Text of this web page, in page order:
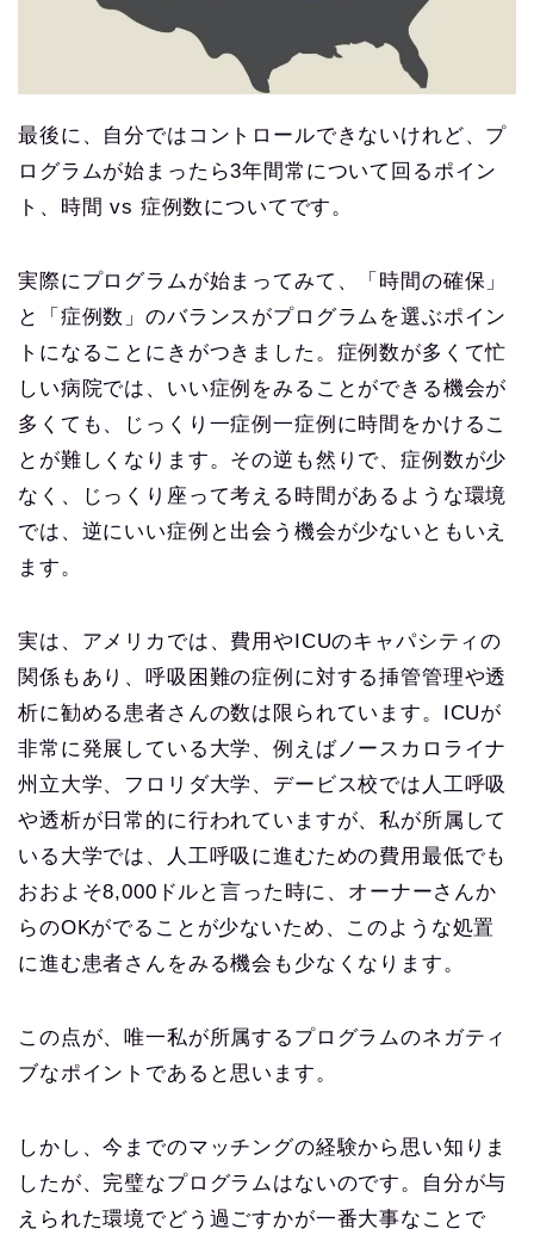
最後に、自分ではコントロールできないけれど、プ
ログラムが始まったら3年間常について回るポイン
ト、時間 vs 症例数についてです。
実際にプログラムが始まってみて、「時間の確保」
と「症例数」のバランスがプログラムを選ぶポイン
トになることにきがつきました。症例数が多くて忙
しい病院では、いい症例をみることができる機会が
多くても、じっくり一症例一症例に時間をかけるこ
とが難しくなります。その逆も然りで、症例数が少
なく、じっくり座って考える時間があるような環境
では、逆にいい症例と出会う機会が少ないともいえ
ます。
実は、アメリカでは、費用やICUのキャパシティの
関係もあり、呼吸困難の症例に対する挿管管理や透
析に勧める患者さんの数は限られています。ICUが
非常に発展している大学、例えばノースカロライナ
州立大学、フロリダ大学、デービス校では人工呼吸
や透析が日常的に行われていますが、私が所属して
いる大学では、人工呼吸に進むための費用最低でも
おおよそ8,000ドルと言った時に、オーナーさんか
らのOKがでることが少ないため、このような処置
に進む患者さんをみる機会も少なくなります。
この点が、唯一私が所属するプログラムのネガティ
ブなポイントであると思います。
しかし、今までのマッチングの経験から思い知りま
したが、完璧なプログラムはないのです。自分が与
えられた環境でどう過ごすかが一番大事なことで